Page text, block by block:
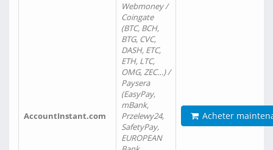
AccountInstant.com
Webmoney /
Coingate
(BTC, BCH,
BTG, CVC,
DASH, ETC,
ETH, LTC,
OMG, ZEC…) /
Paysera
(EasyPay,
mBank,
Przelewy24,
SafetyPay,
EUROPEAN
Acheter